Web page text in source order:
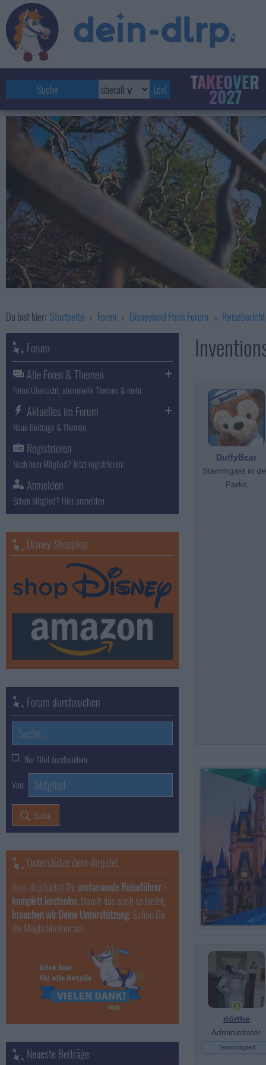
TAKEOVER
2027
Du bist hier: Startseite Foren Disneyland Paris Forum
DuffyBear
Stammgast in
Parks
dörthe
Administrator
Teammitglied
Forum
Alle Foren & Themen
Foren Übersicht, abonnierte Themen & mehr
Aktuelles im Forum
Neue Beiträge & Themen
Registrieren
Noch kein Mitglied? Jetzt registrieren!
Anmelden
Schon Mitglied? Hier anmelden
Disney Shopping
Forum durchsuchen
Nur Titel durchsuchen
Von:
Suche
Unterstütze dein-dlrp.de!
dein-dlrp bietet Dirumfassende Reiseführer -
komplett kostenlos. Damit das auch so bleibt,
brauchen wir Deine Unterstützung. Schau Dir
die Möglichkeiten an:
Neueste Beiträge